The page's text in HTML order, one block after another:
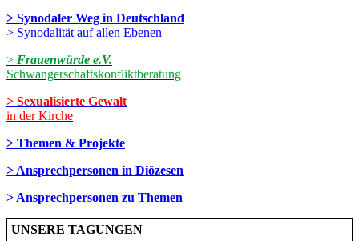
> Synodaler Weg in Deutschland
> Synodalität auf allen Ebenen
> Frauenwürde e.V.
Schwangerschaftskonfliktberatung
> Sexualisierte Gewalt
in der Kirche
> Themen & Projekte
> Ansprechpersonen in Diözesen
> Ansprechpersonen zu Themen
UNSERE TAGUNGEN